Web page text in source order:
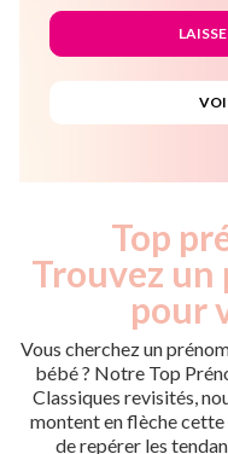
Top
Trouvez un
pour
Vous cherchez un
bébé ? Notre Top
Classiques revisités,
montent en flèche
de repérer les